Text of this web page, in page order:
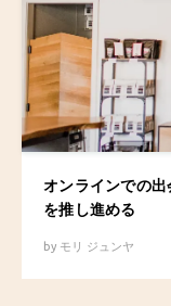
オンラインでの
を推し進める
by モリ ジュンヤ